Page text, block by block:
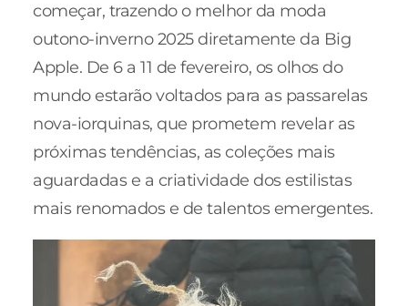
começar, trazendo o melhor da moda
outono-inverno 2025 diretamente da Big
Apple. De 6 a 11 de fevereiro, os olhos do
mundo estarão voltados para as passarelas
nova-iorquinas, que prometem revelar as
próximas tendências, as coleções mais
aguardadas e a criatividade dos estilistas
mais renomados e de talentos emergentes.